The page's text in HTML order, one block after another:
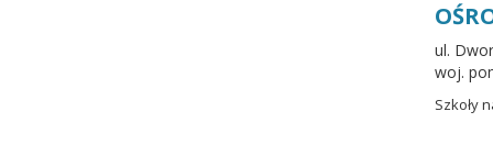
ul.
woj.
Szkoły